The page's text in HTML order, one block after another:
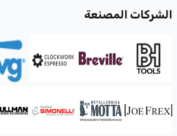
الشركات المصنعة